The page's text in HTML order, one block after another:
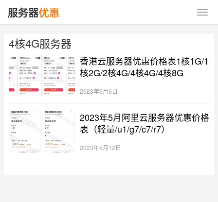
4核4G服务器
香港云服务器优惠价格表1核1G/1
核2G/2核4G/4核4G/4核8G
2023年6月6日
2023年5月阿里云服务器优惠价格
表（轻量/u1/g7/c7/r7）
2023年5月12日